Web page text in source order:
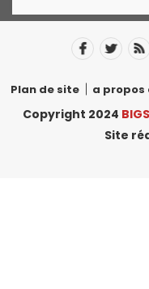
Plan de site a propos
Copyright 2024
Site